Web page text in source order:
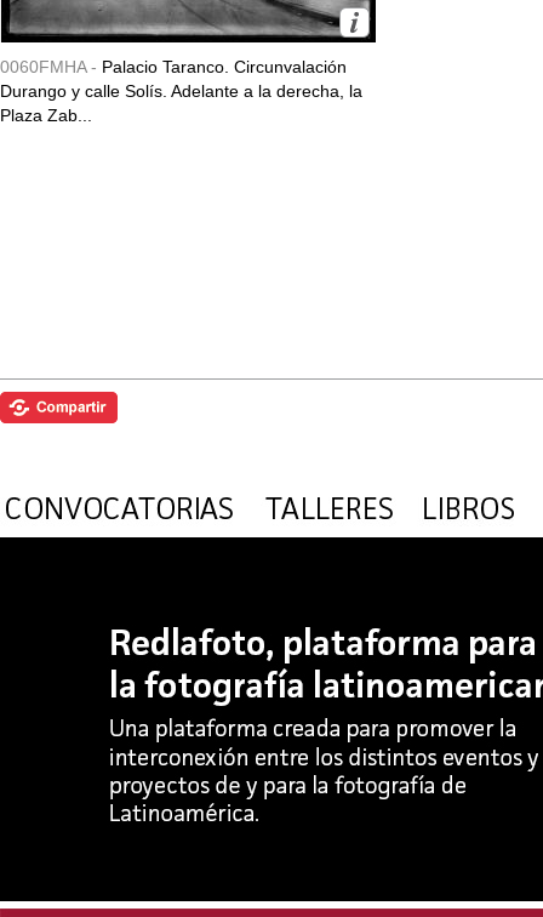
0060FMHA - Palacio Taranco. Circunvalación
Durango y calle Solís. Adelante a la derecha, la
Plaza Zab...